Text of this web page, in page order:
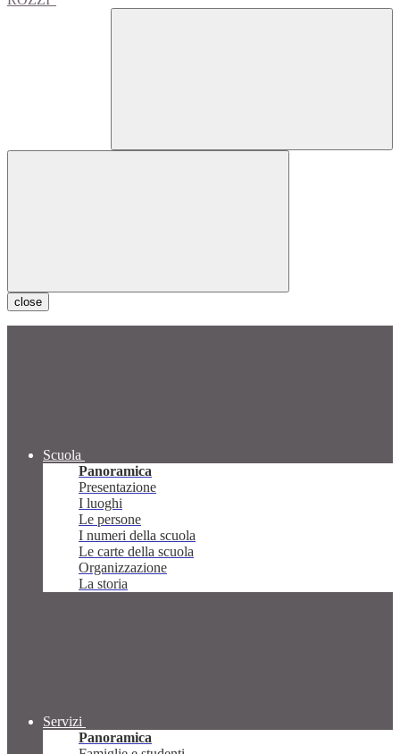
close
Scuola
Panoramica
Presentazione
I luoghi
Le persone
I numeri della scuola
Le carte della scuola
Organizzazione
La storia
Servizi
Panoramica